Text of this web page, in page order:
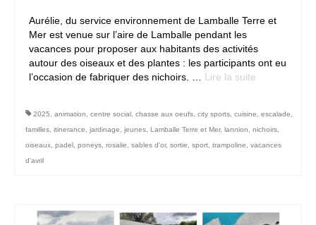
Contact
Aurélie, du service environnement de Lamballe Terre et
Mer est venue sur l’aire de Lamballe pendant les
vacances pour proposer aux habitants des activités
autour des oiseaux et des plantes : les participants ont eu
l’occasion de fabriquer des nichoirs. … Lire la suite­­
2025 animation centre social chasse aux oeufs city sports cuisine escalade
familles itinerance jardinage jeunes Lamballe Terre et Mer, lannion nichoirs
oiseaux padel poneys rosalie sables d'or, sortie sport trampoline
vacances
d'avril